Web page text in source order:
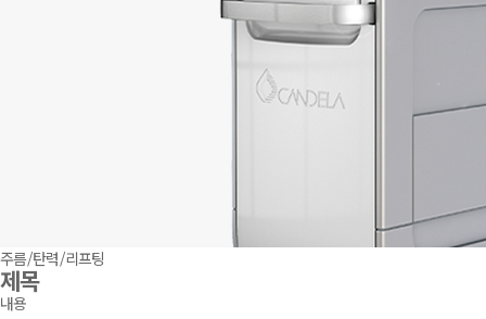
주름/탄력/리프팅
제목
내용